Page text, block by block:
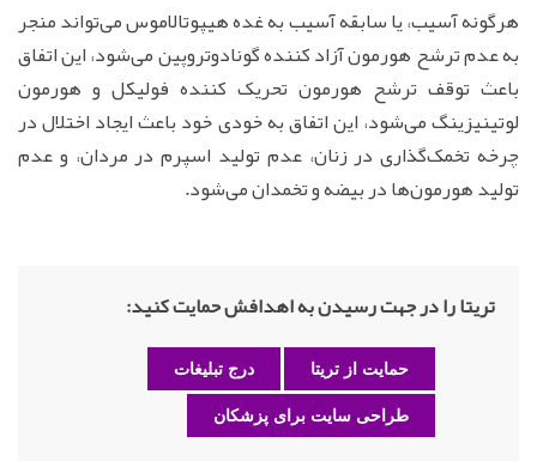
هرگونه آسیب، یا سابقه آسیب به غده هیپوتالاموس می‌تواند منجر
به عدم ترشح هورمون آزاد کننده گونادوتروپین می‌شود، این اتفاق
باعث توقف ترشح هورمون تحریک کننده فولیکل و هورمون
لوتینیزینگ می‌شود، این اتفاق به خودی خود باعث ایجاد اختلال در
چرخه تخمک‌گذاری در زنان، عدم تولید اسپرم در مردان، و عدم
تولید هورمون‌ها در بیضه و تخمدان می‌شود.
تریتا را در جهت رسیدن به اهدافش حمایت کنید:
حمایت از تریتا درج تبلیغات
طراحی سایت برای پزشکان